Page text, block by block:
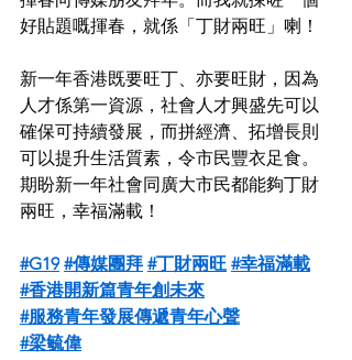
好貼題嘅揮春，就係「丁財兩旺」喇！
新一年香港既要旺丁、亦要旺財，因為
人才係第一資源，社會人才興盛先可以
確保可持續發展，而拼經濟、拓增長則
可以提升生活質素，令市民豐衣足食。
期盼新一年社會同廣大市民都能夠丁財
兩旺，幸福滿載！
#G19 #傳媒團拜 #丁財兩旺 #幸福滿載
#香港開新篇青年創未來
#服務青年發展傳遞青年心聲
#梁毓偉